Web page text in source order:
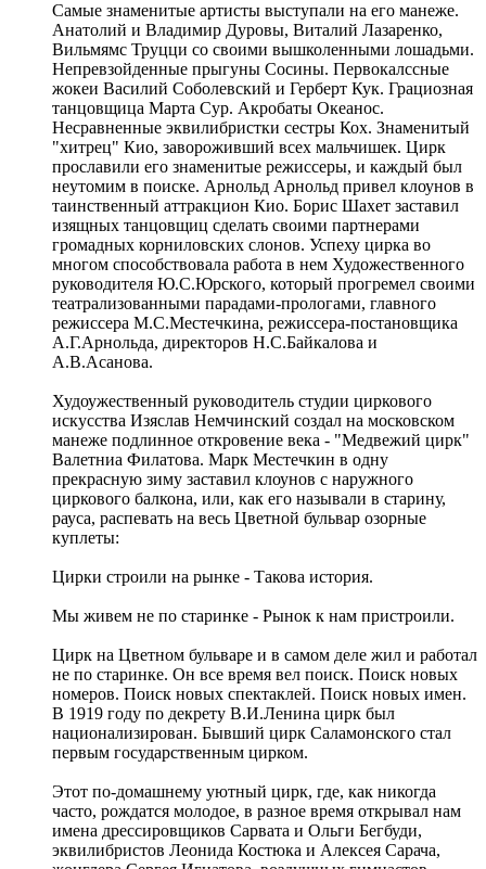
Самые знаменитые артисты выступали на его манеже.
Анатолий и Владимир Дуровы, Виталий Лазаренко,
Вильмямс Труцци со своими вышколенными лошадьми.
Непревзойденные прыгуны Сосины. Первокалссные
жокеи Василий Соболевский и Герберт Кук. Грациозная
танцовщица Марта Сур. Акробаты Океанос.
Несравненные эквилибристки сестры Кох. Знаменитый
"хитрец" Кио, завороживший всех мальчишек. Цирк
прославили его знаменитые режиссеры, и каждый был
неутомим в поиске. Арнольд Арнольд привел клоунов в
таинственный аттракцион Кио. Борис Шахет заставил
изящных танцовщиц сделать своими партнерами
громадных корниловских слонов. Успеху цирка во
многом способствовала работа в нем Художественного
руководителя Ю.С.Юрского, который прогремел своими
театрализованными парадами-прологами, главного
режиссера М.С.Местечкина, режиссера-постановщика
А.Г.Арнольда, директоров Н.С.Байкалова и
А.В.Асанова.
Худоужественный руководитель студии циркового
искусства Изяслав Немчинский создал на московском
манеже подлинное откровение века - "Медвежий цирк"
Валетниа Филатова. Марк Местечкин в одну
прекрасную зиму заставил клоунов с наружного
циркового балкона, или, как его называли в старину,
рауса, распевать на весь Цветной бульвар озорные
куплеты:
Цирки строили на рынке - Такова история.
Мы живем не по старинке - Рынок к нам пристроили.
Цирк на Цветном бульваре и в самом деле жил и работал
не по старинке. Он все время вел поиск. Поиск новых
номеров. Поиск новых спектаклей. Поиск новых имен.
В 1919 году по декрету В.И.Ленина цирк был
национализирован. Бывший цирк Саламонского стал
первым государственным цирком.
Этот по-домашнему уютный цирк, где, как никогда
часто, рождатся молодое, в разное время открывал нам
имена дрессировщиков Сарвата и Ольги Бегбуди,
эквилибристов Леонида Костюка и Алексея Сарача,